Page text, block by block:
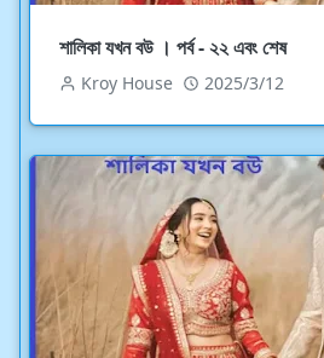
শালিকা যখন বউ । পর্ব - ২২ এবং শেষ
Kroy House 2025/3/12